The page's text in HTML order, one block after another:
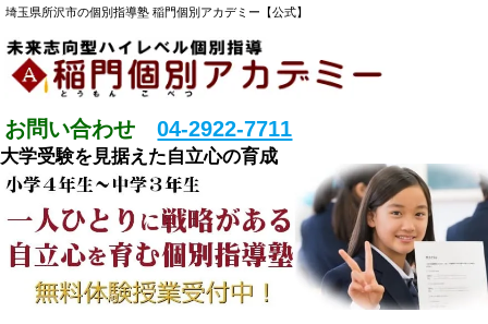
埼玉県所沢市の個別指導塾 稲門個別アカデミー【公式】
お問い合わせ04-2922-7711
大学受験を見据えた自立心の育成